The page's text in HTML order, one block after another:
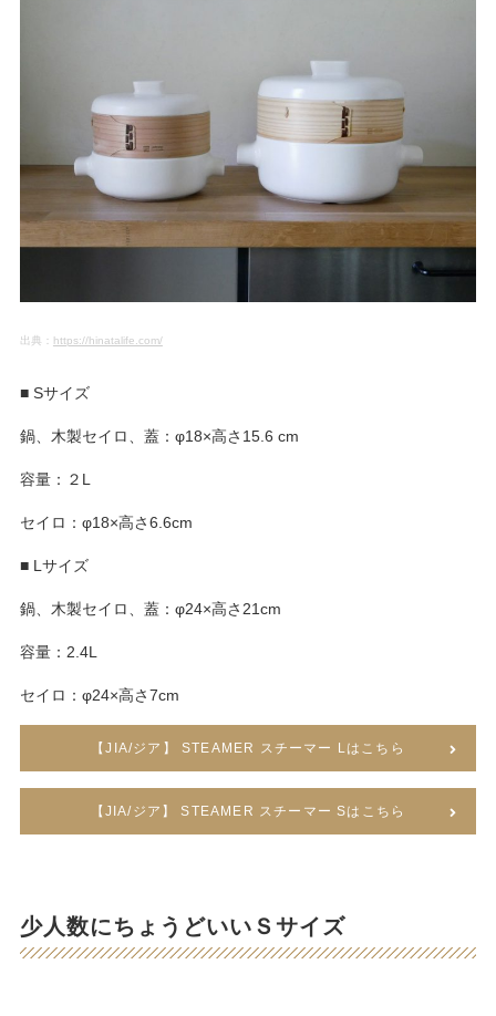
出典： https://hinatalife.com/
■ Sサイズ
鍋、木製セイロ、蓋：φ18×高さ15.6 cm
容量：２L
セイロ：φ18×高さ6.6cm
■ Lサイズ
鍋、木製セイロ、蓋：φ24×高さ21cm
容量：2.4L
セイロ：φ24×高さ7cm
【JIA/ジア】 STEAMER スチーマー Lはこちら
【JIA/ジア】 STEAMER スチーマー Sはこちら
少人数にちょうどいいＳサイズ